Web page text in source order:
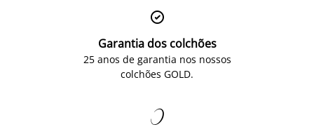

Garantia dos colchões
25 anos de garantia nos nossos
colchões GOLD.
